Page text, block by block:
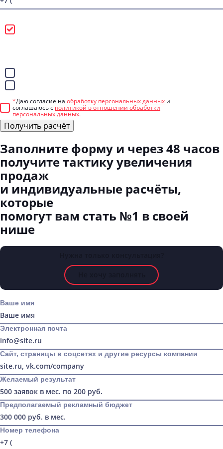
*Даю согласие на обработку персональных данных и
соглашаюсь с политикой в отношении обработки
персональных данных.
Получить расчёт
Заполните форму и через 48 часов
получите тактику увеличения
продаж
и индивидуальные расчёты,
которые
помогут вам стать №1 в своей
нише
Ваше имя
Электронная почта
Сайт, страницы в соцсетях и другие ресурсы компании
Желаемый результат
Предполагаемый рекламный бюджет
Номер телефона